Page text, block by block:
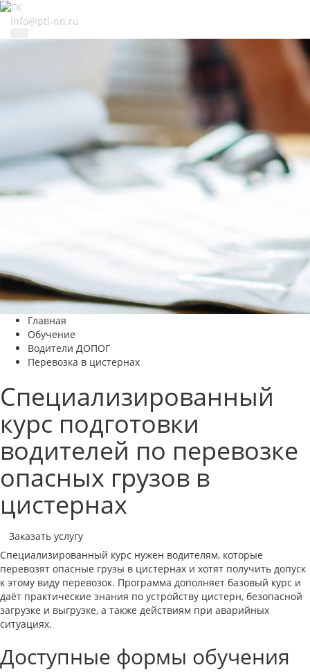
info@ptl-nn.ru
Главная
Обучение
Водители ДОПОГ
Перевозка в цистернах
Специализированный
курс подготовки
водителей по перевозке
опасных грузов в
цистернах
Заказать услугу
Специализированный курс нужен водителям, которые
перевозят опасные грузы в цистернах и хотят получить допуск
к этому виду перевозок. Программа дополняет базовый курс и
даёт практические знания по устройству цистерн, безопасной
загрузке и выгрузке, а также действиям при аварийных
ситуациях.
Доступные формы обучения